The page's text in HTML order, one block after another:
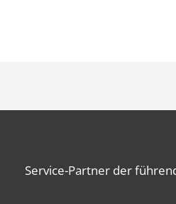
Service-Partner der